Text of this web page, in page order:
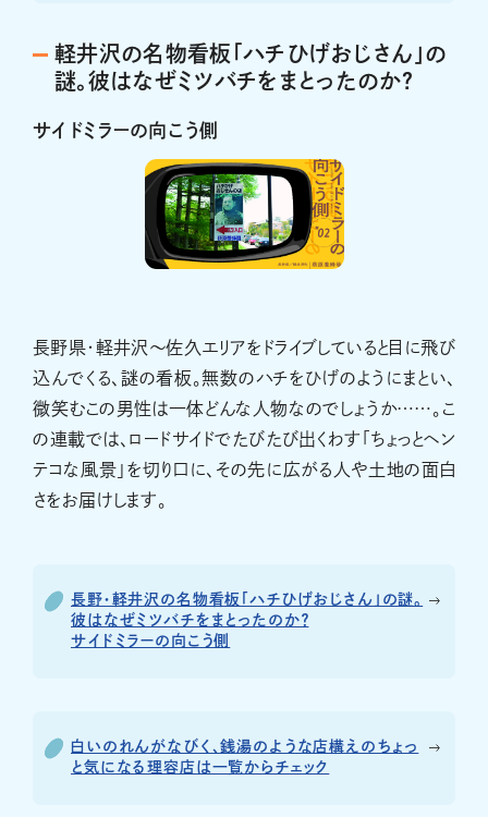
軽井沢の名物看板「ハチひげおじさん」の
謎。彼はなぜミツバチをまとったのか？
サイドミラーの向こう側
長野県・軽井沢〜佐久エリアをドライブしていると目に飛び
込んでくる、謎の看板。無数のハチをひげのようにまとい、
微笑むこの男性は一体どんな人物なのでしょうか……。こ
の連載では、ロードサイドでたびたび出くわす「ちょっとヘン
テコな風景」を切り口に、その先に広がる人や土地の面白
さをお届けします。
長野・軽井沢の名物看板「ハチひげおじさん」の謎。
彼はなぜミツバチをまとったのか？
サイドミラーの向こう側
白いのれんがなびく、銭湯のような店構えのちょっ
と気になる理容店は一覧からチェック